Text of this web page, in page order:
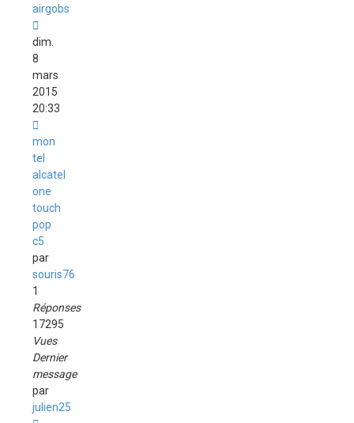
airgobs
dim.
8
mars
2015
20:33
mon
tel
alcatel
one
touch
pop
c5
par
souris76
1
Réponses
17295
Vues
Dernier
message
par
julien25